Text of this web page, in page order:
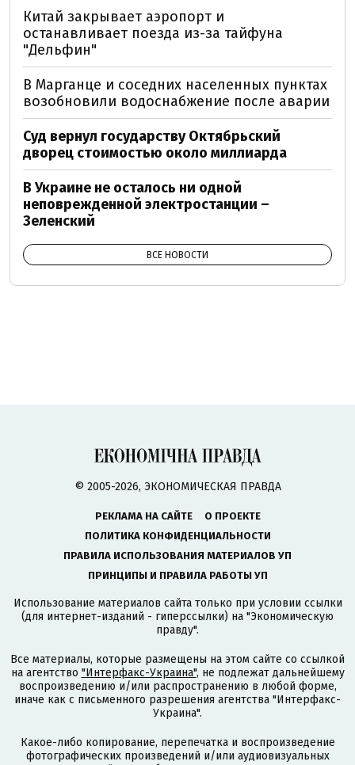
Китай закрывает аэропорт и
останавливает поезда из-за тайфуна
"Дельфин"
В Марганце и соседних населенных пунктах
возобновили водоснабжение после аварии
Суд вернул государству Октябрьский
дворец стоимостью около миллиарда
В Украине не осталось ни одной
неповрежденной электростанции –
Зеленский
ВСЕ НОВОСТИ
© 2005-2026, ЭКОНОМИЧЕСКАЯ ПРАВДА
РЕКЛАМА НА САЙТЕ
О ПРОЕКТЕ
ПОЛИТИКА КОНФИДЕНЦИАЛЬНОСТИ
ПРАВИЛА ИСПОЛЬЗОВАНИЯ МАТЕРИАЛОВ УП
ПРИНЦИПЫ И ПРАВИЛА РАБОТЫ УП
Использование материалов сайта только при условии ссылки
(для интернет-изданий - гиперссылки) на "Экономическую
правду".
Все материалы, которые размещены на этом сайте со ссылкой
на агентство "Интерфакс-Украина", не подлежат дальнейшему
воспроизведению и/или распространению в любой форме,
иначе как с письменного разрешения агентства "Интерфакс-
Украина".
Какое-либо копирование, перепечатка и воспроизведение
фотографических произведений и/или аудиовизуальных